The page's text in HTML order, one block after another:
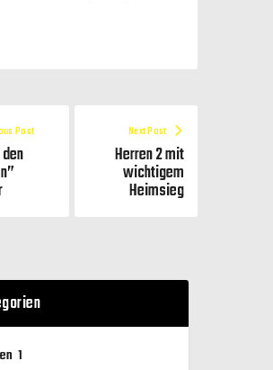
Post Next Post
Herren 2 mit
wichtigem
Heimsieg
1